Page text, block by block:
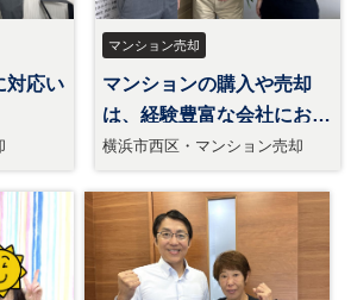
対応い
マンション売却
マンションの購入や売却
は、経験豊富な会社にお願
いすること
横浜市西区・マンション売却